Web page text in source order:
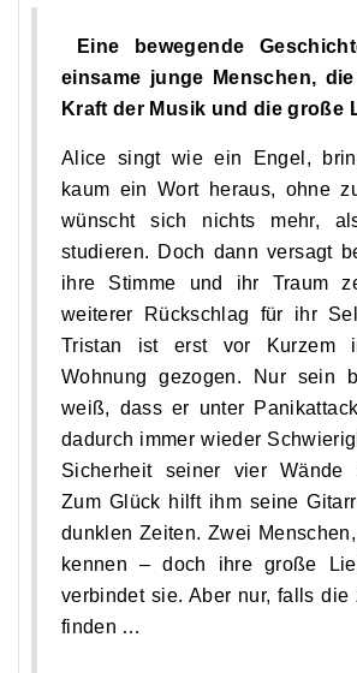
Eine bewegende
einsame junge Menschen,
Kraft der Musik und die große
Alice singt wie ein Engel,
kaum ein Wort heraus, ohne
wünscht sich nichts mehr,
studieren. Doch dann versagt
ihre Stimme und ihr Traum
weiterer Rückschlag für ihr
Tristan ist erst vor Kurzem
Wohnung gezogen. Nur sein
weiß, dass er unter
dadurch immer wieder
Sicherheit seiner vier Wände
Zum Glück hilft ihm seine
dunklen Zeiten. Zwei
kennen – doch ihre große
verbindet sie. Aber nur, falls die
finden …